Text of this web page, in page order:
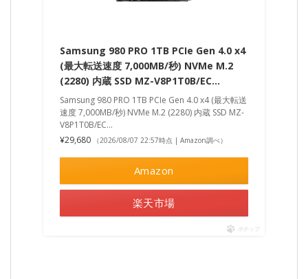
Samsung 980 PRO 1TB PCIe Gen 4.0 x4
(最大転送速度 7,000MB/秒) NVMe M.2
(2280) 内蔵 SSD MZ-V8P1T0B/EC…
Samsung 980 PRO 1TB PCIe Gen 4.0 x4 (最大転送
速度 7,000MB/秒) NVMe M.2 (2280) 内蔵 SSD MZ-
V8P1T0B/EC...
¥29,680
（2026/08/07 22:57時点 | Amazon調べ）
Amazon
楽天市場
ポチップ